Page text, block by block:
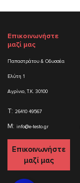
Επικοινωνήστε
μαζί μας
Παπαστράτου & Οδυσσέα
Ελύτη 1
Αγρίνιο, Τ.Κ. 30100
T: 26410 49567
M: info@e-testo.gr
Επικοινωνήστε
μαζί μας